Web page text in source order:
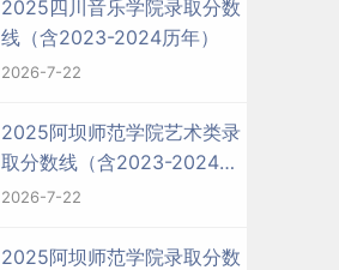
2025四川音乐学院录取分数
线（含2023-2024历年）
2026-7-22
2025阿坝师范学院艺术类录
取分数线（含2023-2024历
年）
2026-7-22
2025阿坝师范学院录取分数